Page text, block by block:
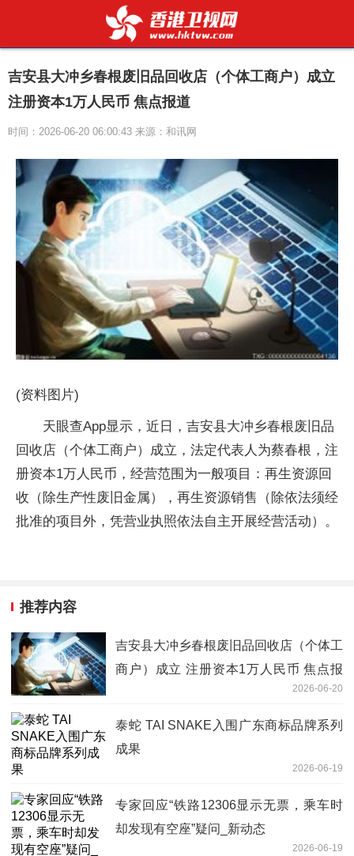
吉安县大冲乡春根废旧品回收店（个体工商户）成立
注册资本1万人民币 焦点报道
时间：2026-06-20 06:00:43 来源：和讯网
(资料图片)
天眼查App显示，近日，吉安县大冲乡春根废旧品
回收店（个体工商户）成立，法定代表人为蔡春根，注
册资本1万人民币，经营范围为一般项目：再生资源回
收（除生产性废旧金属），再生资源销售（除依法须经
批准的项目外，凭营业执照依法自主开展经营活动）。
推荐内容
吉安县大冲乡春根废旧品回收店（个体工
商户）成立 注册资本1万人民币 焦点报
2026-06-20
泰蛇 TAI SNAKE入围广东商标品牌系列
成果
2026-06-19
专家回应“铁路12306显示无票，乘车时
却发现有空座”疑问_新动态
2026-06-19